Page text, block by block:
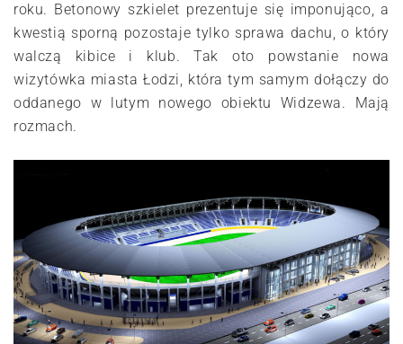
roku. Betonowy szkielet prezentuje się imponująco, a
kwestią sporną pozostaje tylko sprawa dachu, o który
walczą kibice i klub. Tak oto powstanie nowa
wizytówka miasta Łodzi, która tym samym dołączy do
oddanego w lutym nowego obiektu Widzewa. Mają
rozmach.